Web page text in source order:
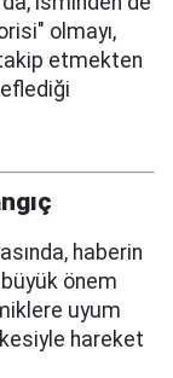
olmayı,
etmekten
haberin
önem
uyum
hareket